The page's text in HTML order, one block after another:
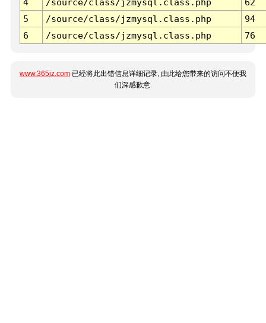
4
/source/class/jzmysql.class.php
62
5
/source/class/jzmysql.class.php
94
6
/source/class/jzmysql.class.php 76
www.365jz.com 已经将此出错信息详细记录, 由此给您带来的访问不便我
们深感歉意.